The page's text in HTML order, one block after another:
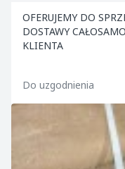
OFERUJEMY DO
DOSTAWY
KLIENTA
Do uzgodnienia